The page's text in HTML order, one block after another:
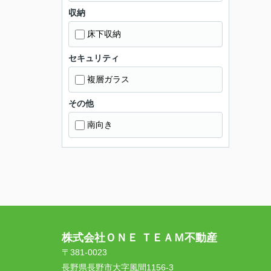
収納
床下収納
セキュリティ
複層ガラス
その他
南向き
株式会社ＯＮＥ ＴＥＡＭ不動産
〒381-0023
長野県長野市大字風間1156-3